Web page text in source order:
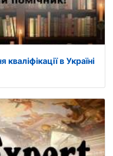
в Україні